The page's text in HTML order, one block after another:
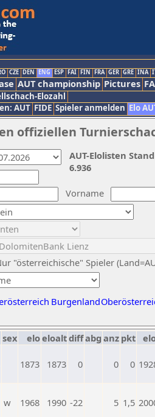
CZE DEN ENG ESP FAI FIN FRA GER GRE INA
AUT championship Pictures
Elozahl
AUT FIDE Spieler anmelden Elo
offiziellen
Vorname
"österreichische" Spieler
Burgenland
AUT-Elolisten
6.936
sex eloeloaltdiffabg anz pkt
1873 1873 0 0 0
w 1968 1990 -22 5 1,5